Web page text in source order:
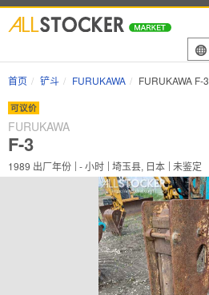
首页 铲斗 FURUKAWA FURUKAWA F-3
可议价
FURUKAWA
F-3
1989 出厂年份 -小时 埼玉县, 日本 未鉴定